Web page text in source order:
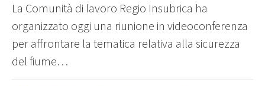
La Comunità di lavoro Regio Insubrica ha
organizzato oggi una riunione in videoconferenza
per affrontare la tematica relativa alla sicurezza
del fiume…